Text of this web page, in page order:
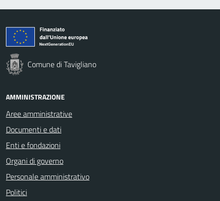
Comune di Tavigliano
AMMINISTRAZIONE
Aree amministrative
Documenti e dati
Enti e fondazioni
Organi di governo
Personale amministrativo
Politici